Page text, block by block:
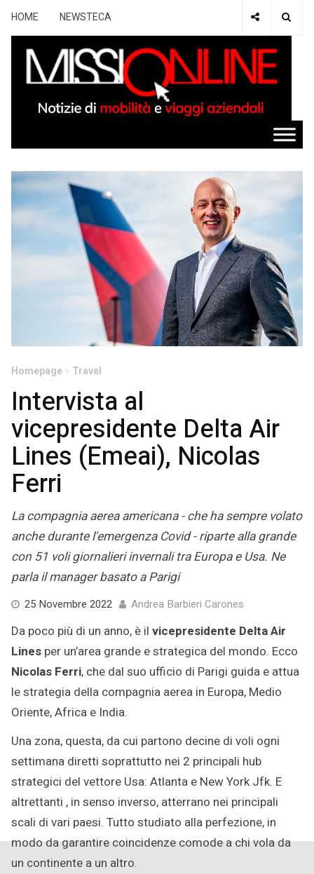
HOME NEWSTECA
Homepage Travel
Intervista al
vicepresidente Delta Air
Lines (Emeai), Nicolas
Ferri
La compagnia aerea americana - che ha sempre volato
anche durante l'emergenza Covid - riparte alla grande
con 51 voli giornalieri invernali tra Europa e Usa. Ne
parla il manager basato a Parigi
25 Novembre 20227
2022
Andrea Barbieri Carones
Da poco più di un anno, è il vicepresidente Delta Air
Lines per un’area grande e strategica del mondo. Ecco
Nicolas Ferri, che dal suo ufficio di Parigi guida e attua
le strategia della compagnia aerea in Europa, Medio
Oriente, Africa e India.
Una zona, questa, da cui partono decine di voli ogni
settimana diretti soprattutto nei 2 principali hub
strategici del vettore Usa: Atlanta e New York Jfk. E
altrettanti , in senso inverso, atterrano nei principali
scali di vari paesi. Tutto studiato alla perfezione, in
modo da garantire coincidenze comode a chi vola da
un continente a un altro.